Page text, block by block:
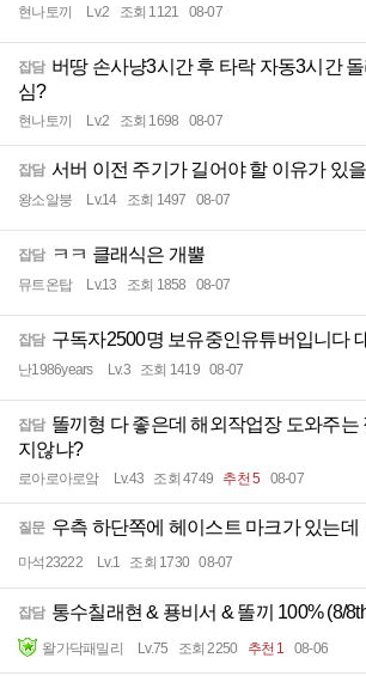
현나토끼 Lv.2 조회 1121 08-07
잡담 버땅 손사냥3시간 후 타락 자동3시간 돌
심?
현나토끼 Lv.2 조회 1698 08-07
잡담 서버 이전 주기가 길어야 할 이유가 있
왕소알붕 Lv.14 조회 1497 08-07
잡담 ㅋㅋ 클래식은 개뿔
뮤트온탑 Lv.13 조회 1858 08-07
잡담 구독자2500명 보유중인유튜버입니다
난1986years Lv.3 조회 1419 08-07
잡담 똘끼형 다 좋은데 해외작업장 도와주는
지않냐?
로아로아로앜 Lv.43 조회 4749 추천 5 08-07
질문 우측 하단쪽에 헤이스트 마크가 있는데
마석23222 Lv.1 조회 1730 08-07
잡담 통수칠래현 & 푱비서 & 똘끼 100% (8/
왈가닥패밀리 Lv.75 조회 2250 추천 1 08-06